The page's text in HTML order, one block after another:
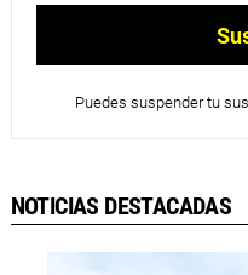
Puedes suspender tu
NOTICIAS DESTACADAS